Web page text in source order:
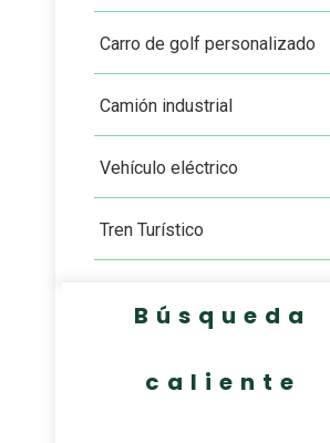
Carro de golf personalizado
Camión industrial
Vehículo eléctrico
Tren Turístico
Búsqueda
caliente